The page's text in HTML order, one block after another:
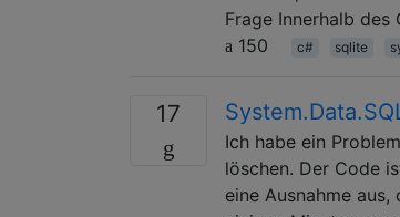
Frage Innerhalb
150
c# sqlite
17
Ich habe ein
löschen. Der Code
eine Ausnahme